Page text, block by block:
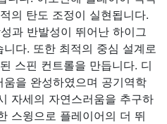
의 탄도 조정이 실현됩니다.
과 반발성이 뛰어난 하이그
다. 또한 최적의 중심 설계로
스핀 컨트롤을 만듭니다. 디
을 완성하였으며 공기역학
자세의 자연스러움을 추구하
스윙으로 플레이어의 더 뛰